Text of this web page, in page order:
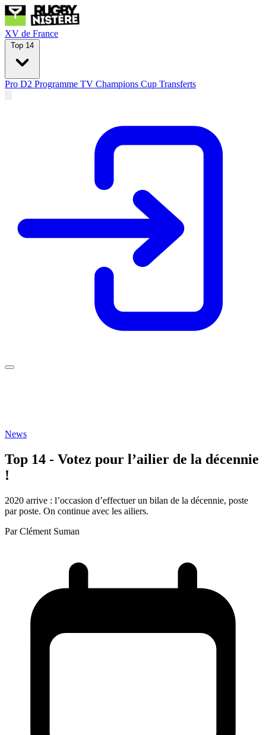
XV de France
Top 14
Pro D2 Programme TV Champions Cup Transferts
News
Top 14 - Votez pour l’ailier de la décennie
!
2020 arrive : l’occasion d’effectuer un bilan de la décennie, poste
par poste. On continue avec les ailiers.
Par Clément Suman